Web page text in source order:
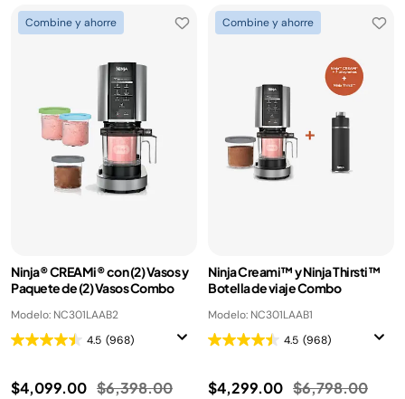
Combine y ahorre
Ninja® CREAMi® con (2) Vasos y
Paquete de (2) Vasos Combo
Modelo: NC301LAAB2
4.5 (968)
$4,099.00 Precio reducido de
$6,398.00a
Combine y ahorre
Ninja Creami™ y Ninja Thirsti™
Botella de viaje Combo
Modelo: NC301LAAB1
4.5 (968)
$4,299.00 Precio
$6,798.00a